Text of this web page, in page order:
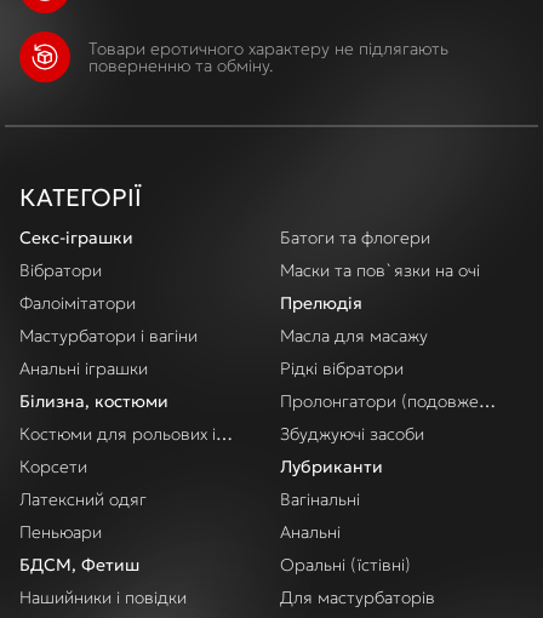
Товари еротичного характеру не підлягають
поверненню та обміну.
КАТЕГОРІЇ
Секс-іграшки
Вібратори
Фалоімітатори
Мастурбатори і вагіни
Анальні іграшки
Білизна, костюми
Костюми для рольових ігор
Корсети
Латексний одяг
Пеньюари
БДСМ, Фетиш
Нашийники і повідки
Батоги та флогери
Маски та пов`язки на очі
Прелюдія
Масла для масажу
Рідкі вібратори
Пролонгатори (подовження
Збуджуючі засоби
Лубриканти
Вагінальні
Анальні
Оральні (їстівні)
Для мастурбаторів